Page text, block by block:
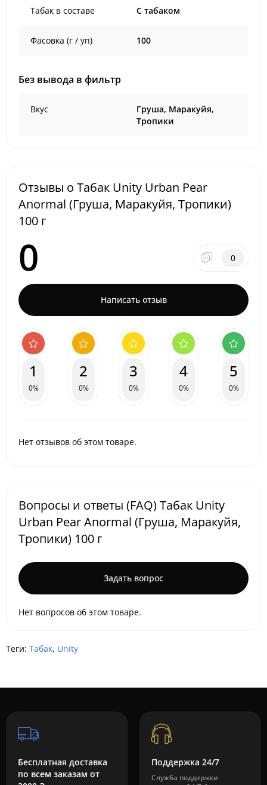
Табак в составе C табаком
Фасовка (г / уп) 100
Без вывода в фильтр
Вкус
Груша, Маракуйя,
Тропики
Отзывы о Табак Unity Urban Pear
Anormal (Груша, Маракуйя, Тропики)
100 г
0 0
Написать отзыв
1
0%
2
0%
3
0%
4
0%
5
0%
Нет отзывов об этом товаре.
Вопросы и ответы (FAQ) Табак Unity
Urban Pear Anormal (Груша, Маракуйя,
Тропики) 100 г
Задать вопрос
Нет вопросов об этом товаре.
Теги: Табак, Unity
Бесплатная доставка
по всем заказам от
Поддержка 24/7
Служба поддержки